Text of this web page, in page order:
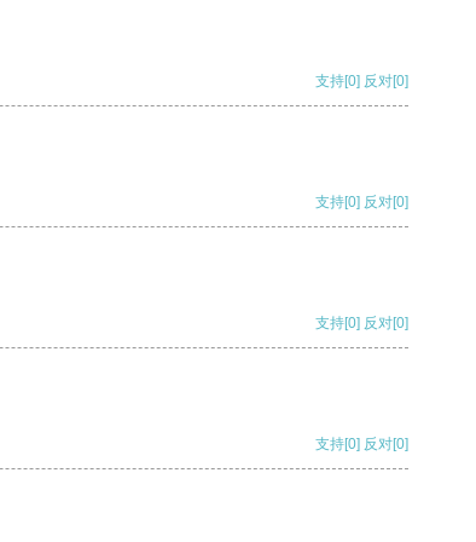
支持[0] 反对[0]
支持[0] 反对[0]
支持[0] 反对[0]
支持[0] 反对[0]